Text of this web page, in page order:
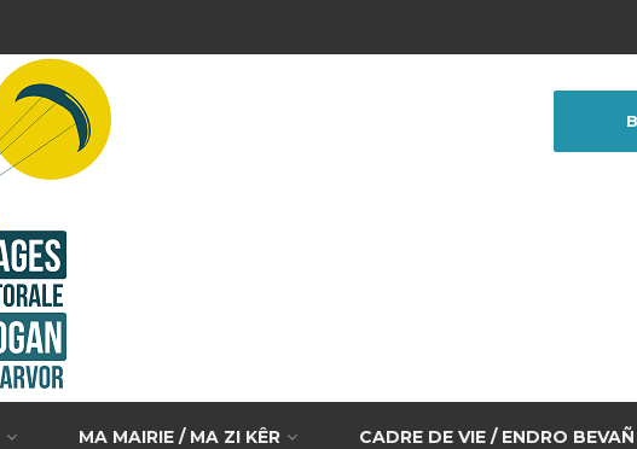
MA MAIRIE / MA ZI KÊR CADRE DE VIE / ENDRO BEVAÑ